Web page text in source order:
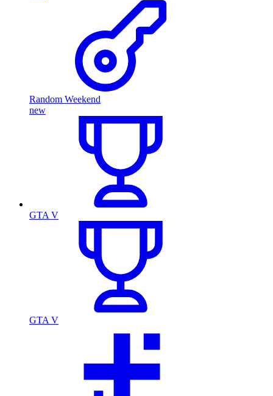
Random Weekend
new
GTA V
GTA V